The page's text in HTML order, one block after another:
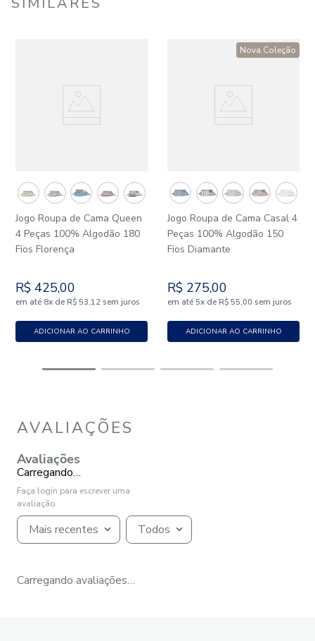
Jogo Roupa de Cama Queen
4 Peças 100% Algodão 180
Fios Florença
R$ 425,00
em até 8x de R$ 53,12 sem juros
ADICIONAR AO CARRINHO
Nova Coleção
Jogo Roupa de Cama Casal 4
Peças 100% Algodão 150
Fios Diamante
R$ 275,00
em até 5x de R$ 55,00 sem juros
ADICIONAR AO CARRINHO
AVALIAÇÕES
Avaliações
Carregando…
Faça login para escrever uma
avaliação.
Mais recentes Todos
Carregando avaliações…